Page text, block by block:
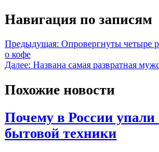
Навигация по записям
Предыдущая: Опровергнуты четыре
о кофе
Далее: Названа самая развратная
Похожие новости
Почему в России
бытовой техники